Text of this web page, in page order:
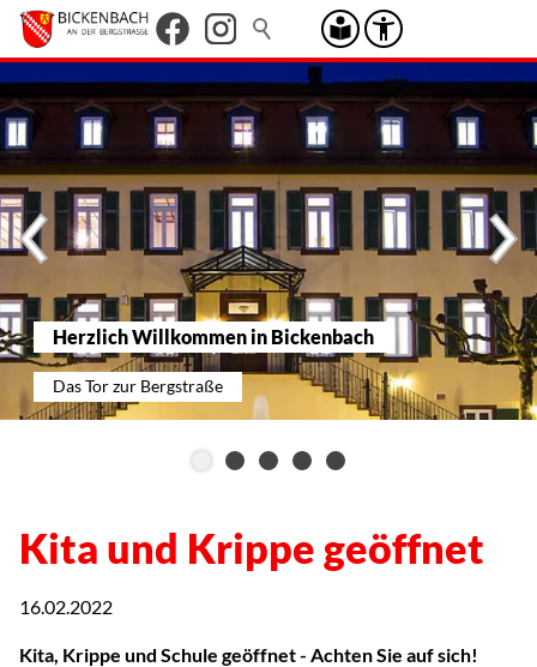
Herzlich Willkommen in Bickenbach
Das Tor zur Bergstraße
Kita und Krippe geöffnet
16.02.2022
Kita, Krippe und Schule geöffnet - Achten Sie auf sich!